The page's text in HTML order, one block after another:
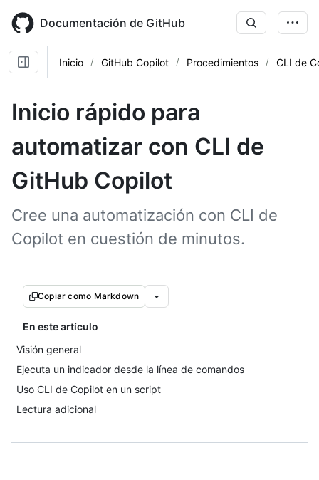
main
content
Documentación de GitHub
Inicio GitHub Copilot Procedimientos CLI de
Inicio rápido para
automatizar con CLI de
GitHub Copilot
Cree una automatización con CLI de
Copilot en cuestión de minutos.
Copiar como Markdown
En este artículo
Visión general
Ejecuta un indicador desde la línea de comandos
Uso CLI de Copilot en un script
Lectura adicional